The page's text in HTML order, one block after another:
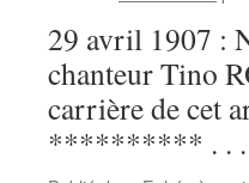
29 avril 1907 :
chanteur Tino
carrière de cet
********** . . .